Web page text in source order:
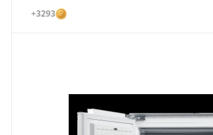
+3293